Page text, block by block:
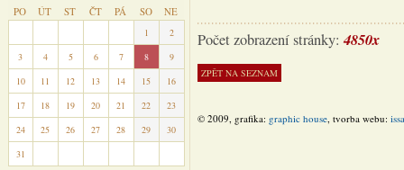
PO
ÚT ST ČT PÁ SO NE
1
2
3
4 5 6 7 8
9
10
11 12 13 14 15
16
17
18 19 20 21 22
23
24
25 26 27 28 29
30
31
Počet zobrazení stránky:4850x
© 2009, grafika: graphic house, tvorba webu: